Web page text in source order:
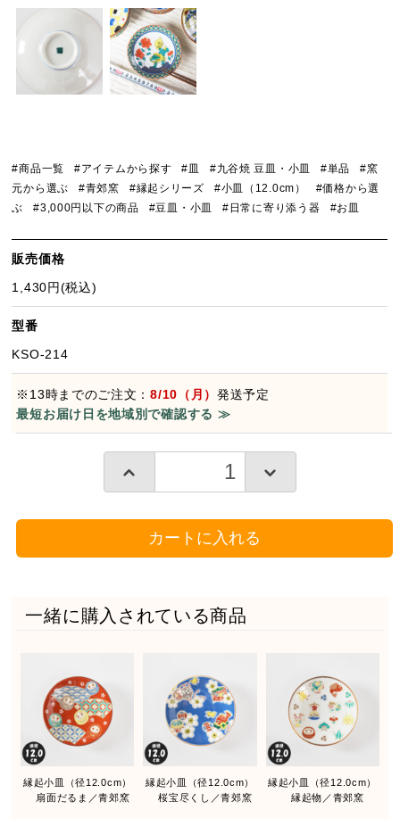
#商品一覧 #アイテムから探す #皿 #九谷焼 豆皿・小皿 #単品
#窯
元から選ぶ
#青郊窯 #縁起シリーズ #小皿（12.0cm）
#価格から選
ぶ
#3,000円以下の商品 #豆皿・小皿 #日常に寄り添う器 #お皿
販売価格
1,430円(税込)
型番
KSO-214
※13時までのご注文：8/10（月）発送予定
最短お届け日を地域別で確認する ≫
カートに入れる
一緒に購入されている商品
縁起小皿（径12.0cm）
扇面だるま／青郊窯
縁起小皿（径12.0cm）
桜宝尽くし／青郊窯
縁起小皿（径12.0cm）
縁起物／青郊窯